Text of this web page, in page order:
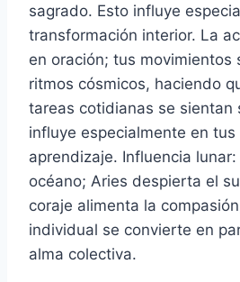
sagrado. Esto influye
transformación interior. La
en oración; tus movimientos
ritmos cósmicos, haciendo
tareas cotidianas se sientan
influye especialmente en tus
aprendizaje. Influencia
océano; Aries despierta el
coraje alimenta la
individual se convierte en
alma colectiva.